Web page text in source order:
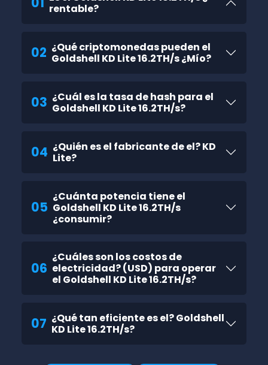
rentable?
02 ¿Qué criptomonedas pueden el
Goldshell KD Lite 16.2TH/s ¿Mío?
03 ¿Cuál es la tasa de hash para el
Goldshell KD Lite 16.2TH/s?
04 ¿Quién es el fabricante de el? KD
Lite?
05
¿Cuánta potencia tiene el
Goldshell KD Lite 16.2TH/s
¿consumir?
06
¿Cuáles son los costos de
electricidad? (USD) para operar
el Goldshell KD Lite 16.2TH/s?
07 ¿Qué tan eficiente es el? Goldshell
KD Lite 16.2TH/s?